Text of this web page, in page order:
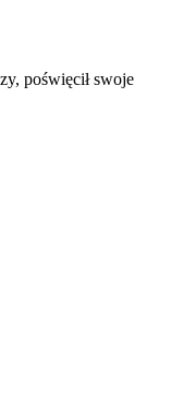
poświęcił swoje